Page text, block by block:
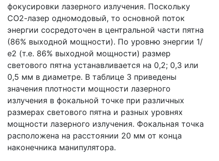
фокусировки лазерного излучения. Поскольку
СО2-лазер одномодовый, то основной поток
энергии сосредоточен в центральной части пятна
(86% выходной мощности). По уровню энергии 1/
е2 (т.е. 86% выходной мощности) размер
светового пятна устанавливается на 0,2; 0,3 или
0,5 мм в диаметре. В таблице 3 приведены
значения плотности мощности лазерного
излучения в фокальной точке при различных
размерах светового пятна и разных уровнях
мощности лазерного излучения. Фокальная точка
расположена на расстоянии 20 мм от конца
наконечника манипулятора.